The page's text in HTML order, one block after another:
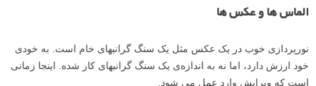
الماس ها و عکس ها
نورپردازی خوب در یک عکس مثل یک سنگ گرانبهای خام است. به خودی
خود ارزش دارد، اما نه به اندازه‌ی یک سنگ گرانبهای کار شده. اینجا زمانی
است که ویرایش وارد عمل می شود.